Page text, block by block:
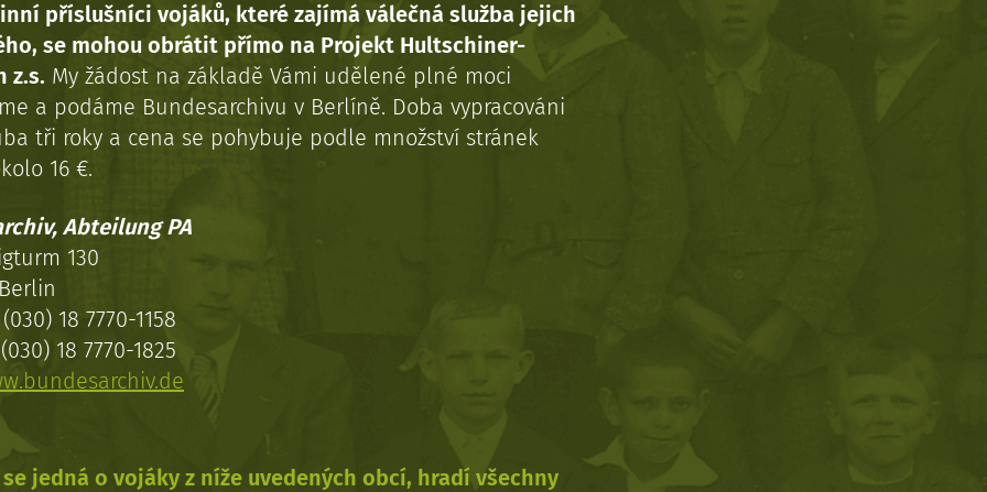
příslušníci vojáků, které zajímá válečná služba jejich
se mohou obrátit přímo na Projekt Hultschiner-
z.s. My žádost na základě Vámi udělené plné moci
a podáme Bundesarchivu v Berlíně. Doba vypracováni
tři roky a cena se pohybuje podle množství stránek
16 €.
Abteilung PA
130
18 7770-1158
18 7770-1825
se jedná o vojáky z níže uvedených obcí, hradí všechny